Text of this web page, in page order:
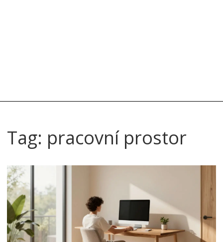
Tag: pracovní prostor